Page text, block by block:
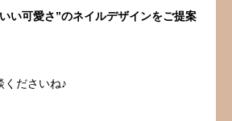
い可愛さ”のネイルデザインをご提案
くださいね♪